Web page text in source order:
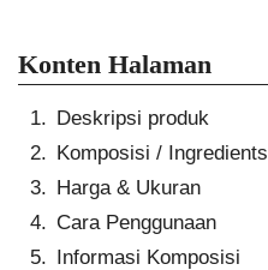
Konten Halaman
Deskripsi produk
Komposisi / Ingredients
Harga & Ukuran
Cara Penggunaan
Informasi Komposisi